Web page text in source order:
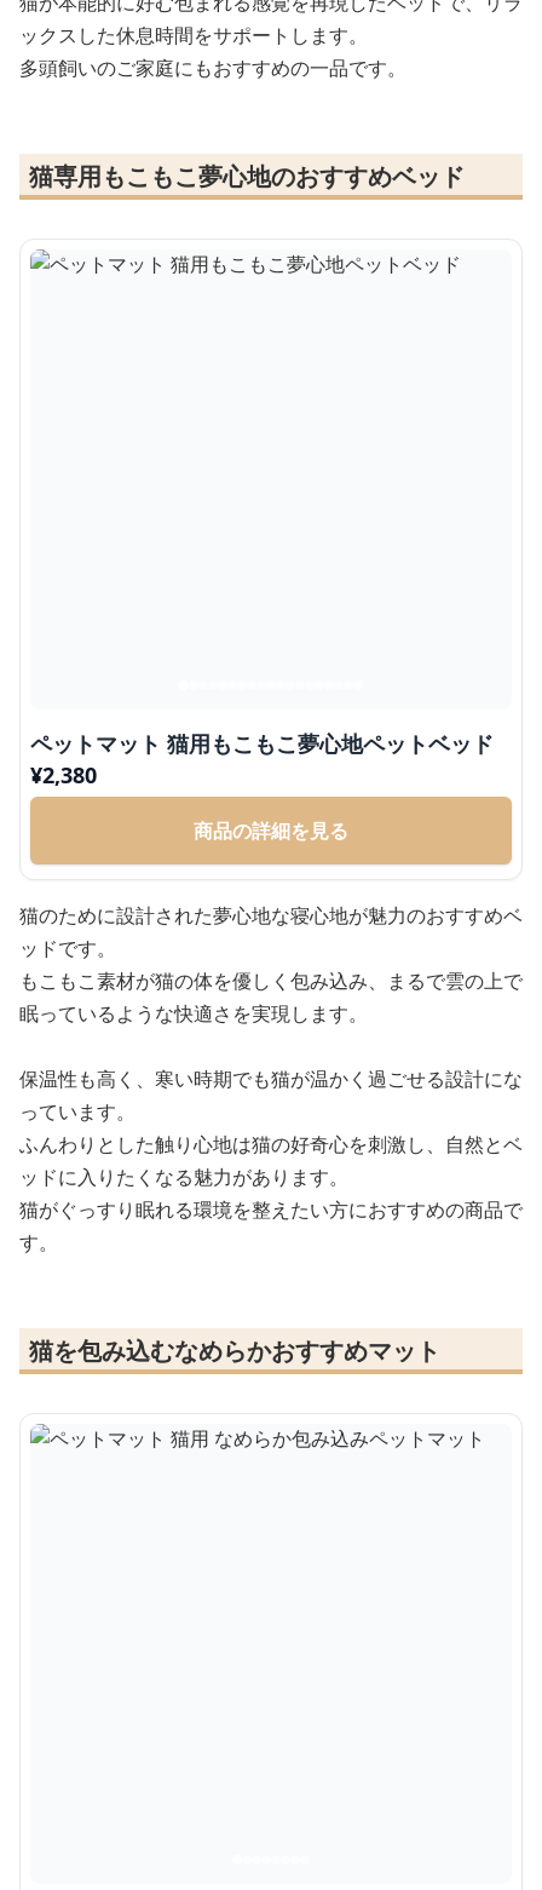
ックスした休息時間をサポートします。
多頭飼いのご家庭にもおすすめの一品です。
猫専用もこもこ夢心地のおすすめベッド
ペットマット 猫用もこもこ夢心地ペットベッド
¥2,380
商品の詳細を見る
猫のために設計された夢心地な寝心地が魅力のおすすめベ
ッドです。
もこもこ素材が猫の体を優しく包み込み、まるで雲の上で
眠っているような快適さを実現します。
保温性も高く、寒い時期でも猫が温かく過ごせる設計にな
っています。
ふんわりとした触り心地は猫の好奇心を刺激し、自然とベ
ッドに入りたくなる魅力があります。
猫がぐっすり眠れる環境を整えたい方におすすめの商品で
す。
猫を包み込むなめらかおすすめマット